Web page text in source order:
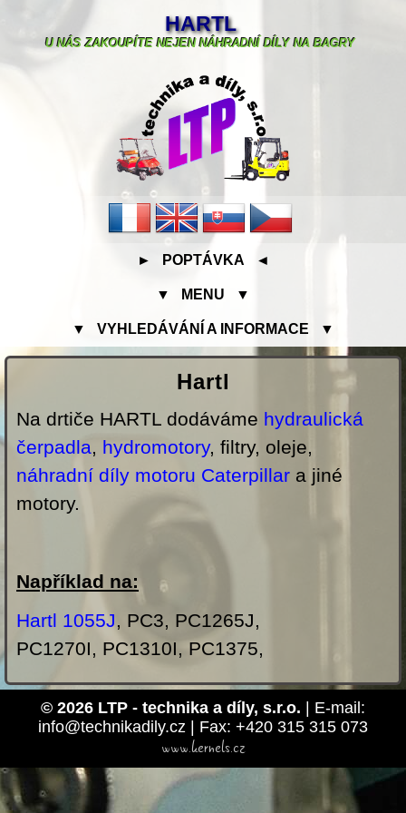
HARTL
U NÁS ZAKOUPÍTE NEJEN NÁHRADNÍ DÍLY NA BAGRY
► POPTÁVKA ◄
▼ MENU ▼
▼ VYHLEDÁVÁNÍ A INFORMACE ▼
Hartl
Na drtiče HARTL dodáváme hydraulická
čerpadla, hydromotory, filtry, oleje,
náhradní díly motoru Caterpillar a jiné
motory.
Například na:
Hartl 1055J, PC3, PC1265J,
PC1270I, PC1310I, PC1375,
© 2026 LTP - technika a díly, s.r.o. | E-mail:
info@technikadily.cz | Fax: +420 315 315 073
www.kernels.cz